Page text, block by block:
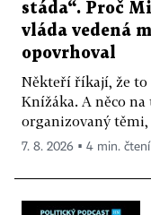
stáda“. Proč
vláda vedená
opovrhoval
Někteří říkají, že to
Knížáka. A něco
organizovaný
7. 8. 2026 ▪ 4 min. čtení